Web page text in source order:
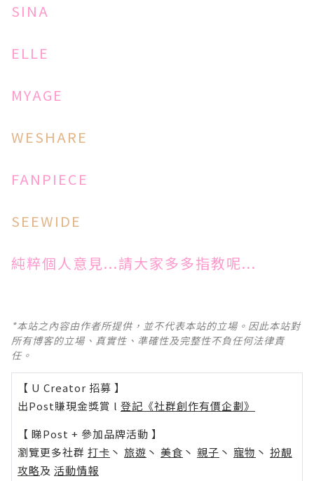
SINA
ELLE
MYAGE
WESHARE
FANPIECE
SEEWIDE
純粹個人意見...請大家多多指教呢...
*本站之內容由作者所提供，並不代表本站的立場。因此本站對
所有博客的立場、真實性、準確性及完整性不負任何法律責
任。
【 U Creator 招募 】
出Post賺現金獎賞 l 登記《社群創作有價企劃》
【 睇Post + 參加品牌活動 】
瀏覽更多社群 打卡 丶 旅遊 丶 美食 丶 親子 丶 寵物 丶 扮靚
攻略及 活動情報